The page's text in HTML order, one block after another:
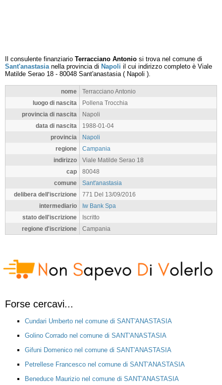
Il consulente finanziario Terracciano Antonio si trova nel comune di
Sant'anastasianella provincia di Napoli il cui indirizzo completo è Viale
Matilde Serao 18 - 80048 Sant'anastasia( Napoli ).
nome
Terracciano Antonio
luogo di nascita
Pollena Trocchia
provincia di nascita
Napoli
data di nascita
1988-01-04
provincia
Napoli
regione
Campania
indirizzo
Viale Matilde Serao 18
cap
80048
comune
Sant'anastasia
delibera dell'iscrizione
771 Del 13/09/2016
intermediario
Iw Bank Spa
stato dell'iscrizione
Iscritto
regione d'iscrizione
Campania
Forse cercavi...
Cundari Umberto nel comune di SANT'ANASTASIA
Golino Corrado nel comune di SANT'ANASTASIA
Gifuni Domenico nel comune di SANT'ANASTASIA
Petrellese Francesco nel comune di SANT'ANASTASIA
Beneduce Maurizio nel comune di SANT'ANASTASIA